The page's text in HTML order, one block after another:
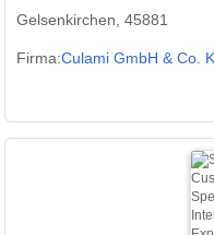
Gelsenkirchen, 45881
Firma:Culami GmbH & Co.